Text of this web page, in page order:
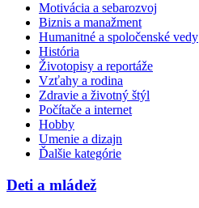
Motivácia a sebarozvoj
Biznis a manažment
Humanitné a spoločenské vedy
História
Životopisy a reportáže
Vzťahy a rodina
Zdravie a životný štýl
Počítače a internet
Hobby
Umenie a dizajn
Ďalšie kategórie
Deti a mládež